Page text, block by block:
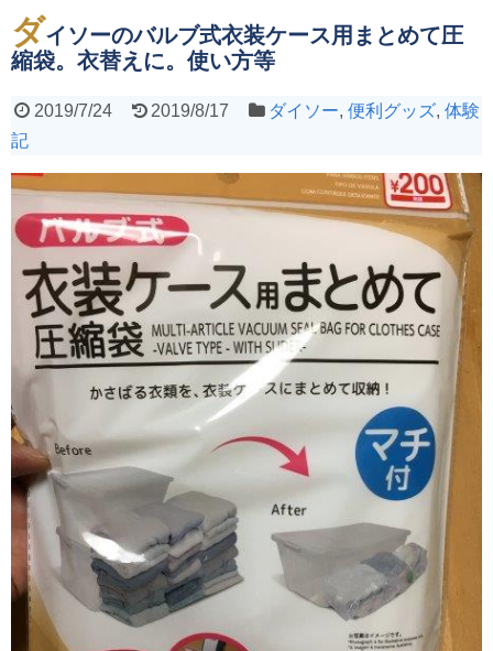
ダイソーのバルブ式衣装ケース用まとめて圧
縮袋。衣替えに。使い方等
2019/7/24 2019/8/17 ダイソー,便利グッズ,体験
記